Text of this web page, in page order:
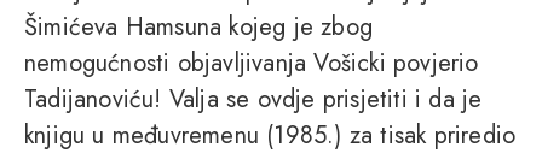
Šimićeva Hamsuna kojeg je zbog
nemogućnosti objavljivanja Vošicki povjerio
Tadijanoviću! Valja se ovdje prisjetiti i da je
knjigu u međuvremenu (1985.) za tisak priredio